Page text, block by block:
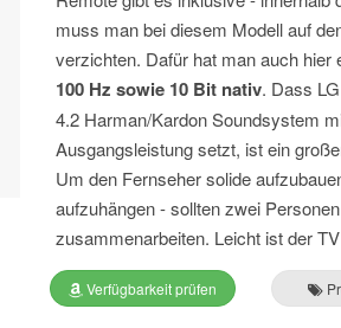
muss man bei diesem Modell auf
verzichten. Dafür hat man auch hier
100 Hz sowie 10 Bit nativ. Dass
4.2 Harman/Kardon Soundsystem
Ausgangsleistung setzt, ist ein
Um den Fernseher solide
aufzuhängen - sollten zwei Personen
zusammenarbeiten. Leicht ist der
Verfügbarkeit prüfen